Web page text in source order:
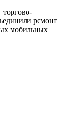
ремонт
мобильных